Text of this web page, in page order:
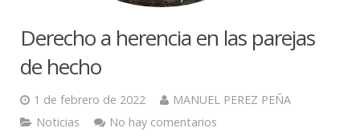
Derecho a herencia en las parejas
de hecho
1 de febrero de 2022
MANUEL PEREZ PEÑA
Noticias
No hay comentarios